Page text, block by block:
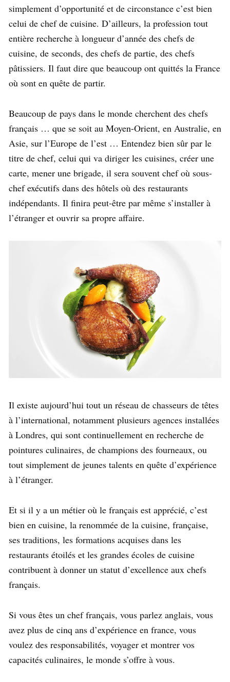
simplement d’opportunité et de circonstance c’est bien
celui de chef de cuisine. D’ailleurs, la profession tout
entière recherche à longueur d’année des chefs de
cuisine, de seconds, des chefs de partie, des chefs
pâtissiers. Il faut dire que beaucoup ont quittés la France
où sont en quête de partir.
Beaucoup de pays dans le monde cherchent des chefs
français … que se soit au Moyen-Orient, en Australie, en
Asie, sur l’Europe de l’est … Entendez bien sûr par le
titre de chef, celui qui va diriger les cuisines, créer une
carte, mener une brigade, il sera souvent chef où sous-
chef exécutifs dans des hôtels où des restaurants
indépendants. Il finira peut-être par même s’installer à
l’étranger et ouvrir sa propre affaire.
Il existe aujourd’hui tout un réseau de chasseurs de têtes
à l’international, notamment plusieurs agences installées
à Londres, qui sont continuellement en recherche de
pointures culinaires, de champions des fourneaux, ou
tout simplement de jeunes talents en quête d’expérience
à l’étranger.
Et si il y a un métier où le français est apprécié, c’est
bien en cuisine, la renommée de la cuisine, française,
ses traditions, les formations acquises dans les
restaurants étoilés et les grandes écoles de cuisine
contribuent à donner un statut d’excellence aux chefs
français.
Si vous êtes un chef français, vous parlez anglais, vous
avez plus de cinq ans d’expérience en france, vous
voulez des responsabilités, voyager et montrer vos
capacités culinaires, le monde s’offre à vous.